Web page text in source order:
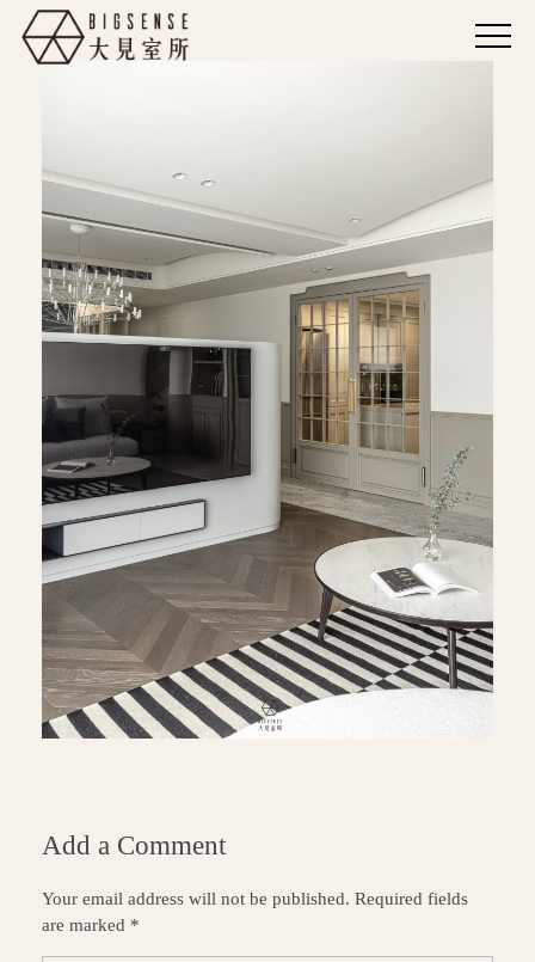
Add a Comment
Your email address will not be published. Required fields
are marked *